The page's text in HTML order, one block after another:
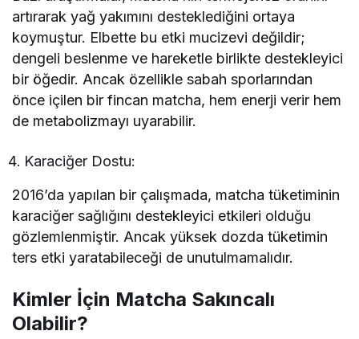
artırarak yağ yakımını desteklediğini ortaya
koymuştur. Elbette bu etki mucizevi değildir;
dengeli beslenme ve hareketle birlikte destekleyici
bir öğedir. Ancak özellikle sabah sporlarından
önce içilen bir fincan matcha, hem enerji verir hem
de metabolizmayı uyarabilir.
Karaciğer Dostu:
2016’da yapılan bir çalışmada, matcha tüketiminin
karaciğer sağlığını destekleyici etkileri olduğu
gözlemlenmiştir. Ancak yüksek dozda tüketimin
ters etki yaratabileceği de unutulmamalıdır.
Kimler İçin Matcha Sakıncalı
Olabilir?